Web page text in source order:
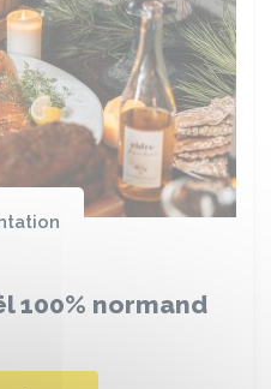
100% normand